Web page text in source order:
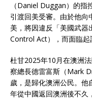
（Daniel Duggan）的
引渡回美受審。由於他向
美，將因違反「美國武
Control Act），而面臨起
杜甘2025年10月在澳洲
察總長德雷富斯（Mark
歲，是歸化澳洲公民。
年從中國返回澳洲後不久